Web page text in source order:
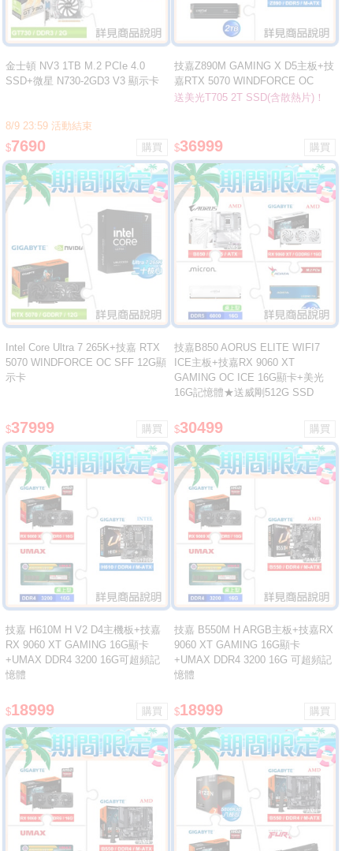
金士頓 NV3 1TB M.2 PCIe 4.0
SSD+微星 N730-2GD3 V3 顯示卡
8/9 23:59 活動結束
$7690
技嘉Z890M GAMING X D5主板+技
嘉RTX 5070 WINDFORCE OC
SFF 12G顯卡 ★送美光T705 2T(含
送美光T705 2T SSD(含散熱片)！
$36999
Intel Core Ultra 7 265K+技嘉 RTX
5070 WINDFORCE OC SFF 12G顯
示卡
$37999
技嘉B850 AORUS ELITE WIFI7
ICE主板+技嘉RX 9060 XT
GAMING OC ICE 16G顯卡+美光
16G記憶體★送威剛512G SSD
$30499
技嘉 H610M H V2 D4主機板+技嘉
RX 9060 XT GAMING 16G顯卡
+UMAX DDR4 3200 16G可超頻記
憶體
$18999
技嘉 B550M H ARGB主板+技嘉RX
9060 XT GAMING 16G顯卡
+UMAX DDR4 3200 16G 可超頻記
憶體
$18999